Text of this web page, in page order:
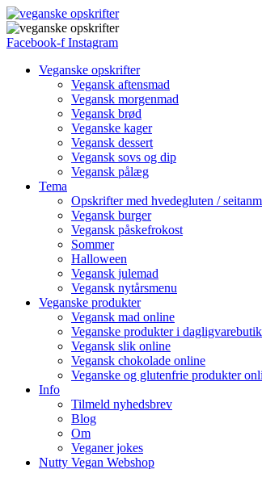
Facebook-f Instagram
Veganske opskrifter
Vegansk aftensmad
Vegansk morgenmad
Vegansk brød
Veganske kager
Vegansk dessert
Vegansk sovs og dip
Vegansk pålæg
Tema
Opskrifter med hvedegluten /
Vegansk burger
Vegansk påskefrokost
Sommer
Halloween
Vegansk julemad
Vegansk nytårsmenu
Veganske produkter
Vegansk mad online
Veganske produkter i
Vegansk slik online
Vegansk chokolade online
Veganske og glutenfrie produkter
Info
Tilmeld nyhedsbrev
Blog
Om
Veganer jokes
Nutty Vegan Webshop